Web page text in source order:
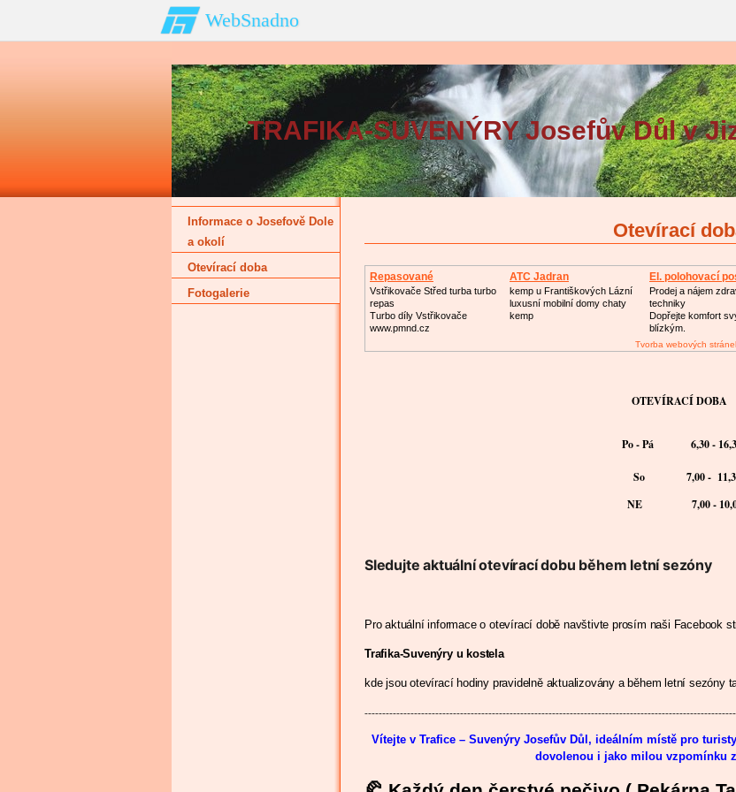
WebSnadno
TRAFIKA-SUVENÝRY Josefův Důl v
Otevírací
Repasované
Turbodmychadlo
Vstřikovače Střed turba turbo
repas
Turbo díly Vstřikovače
www.pmnd.cz
ATC Jadran
kemp u Františkových Lázní
luxusní mobilní domy chaty
kemp
El. polohovací
Prodej a nájem
techniky
Dopřejte komfort
blízkým.
Tvorba webových
OTEVÍRACÍ DOBA
Po - Pá 6,30 -
So
7,00 -
NE 7,00 -
Sledujte aktuální otevírací dobu během letní sezóny
Pro aktuální informace o otevírací době navštivte prosím naši Facebook
Trafika-Suvenýry u kostela
kde jsou otevírací hodiny pravidelně aktualizovány a během letní sezóny
Vítejte v Trafice – Suvenýry Josefův Důl , ideálním místě pro
dovolenou i jako milou vzpomínku
Informace o Josefově Dole
a okolí
Otevírací doba
Fotogalerie